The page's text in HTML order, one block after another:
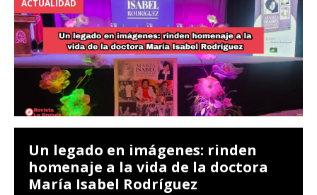
ACTUALIDAD
Un legado en imágenes: rinden
homenaje a la vida de la doctora
María Isabel Rodríguez